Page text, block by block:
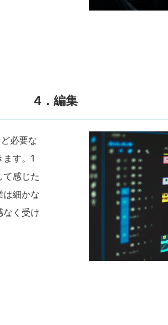
4．編集
必要な
す。1
て感じた
は細かな
なく受け